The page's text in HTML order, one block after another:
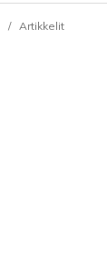
/ Artikkelit